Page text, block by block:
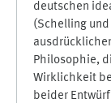
deutschen
(Schelling
Philosophie,
Wirklichkeit
beider